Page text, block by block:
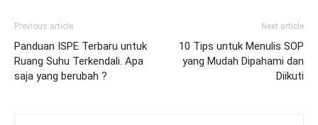
Previous article
Panduan ISPE Terbaru untuk
Ruang Suhu Terkendali. Apa
saja yang berubah ?
Next article
10 Tips untuk Menulis SOP
yang Mudah Dipahami dan
Diikuti